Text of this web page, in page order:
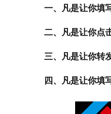
一、凡是让你填
二、凡是让你点
三、凡是让你转
四、凡是让你填